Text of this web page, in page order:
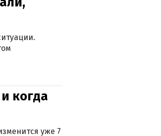
когда
уже 7